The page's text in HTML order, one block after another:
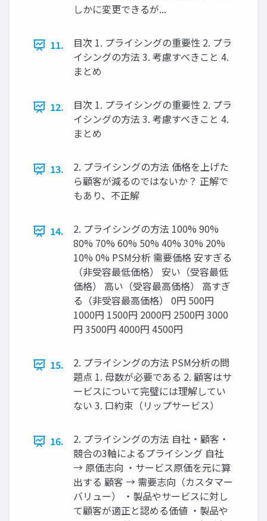
しかに変更できるが...
11.
目次 1. プライシングの重要性 2. プラ
イシングの方法 3. 考慮すべきこと 4.
まとめ
12.
目次 1. プライシングの重要性 2. プラ
イシングの方法 3. 考慮すべきこと 4.
まとめ
13.
2. プライシングの方法 価格を上げた
ら顧客が減るのではないか？ 正解で
もあり、不正解
14.
2. プライシングの方法 100% 90%
80% 70% 60% 50% 40% 30% 20%
10% 0% PSM分析 需要価格 安すぎる
（非受容最低価格） 安い（受容最低
価格） 高い（受容最高価格） 高すぎ
る（非受容最高価格） 0円 500円
1000円 1500円 2000円 2500円 3000
円 3500円 4000円 4500円
15.
2. プライシングの方法 PSM分析の問
題点 1. 母数が必要である 2. 顧客はサ
ービスについて完璧には理解してい
ない 3. 口約束（リップサービス）
16.
2. プライシングの方法 自社・顧客・
競合の3軸によるプライシング 自社
→ 原価志向 ・サービス原価を元に算
出する 顧客 → 需要志向（カスタマー
バリュー） ・製品やサービスに対し
て顧客が適正と認める価値 ・製品や